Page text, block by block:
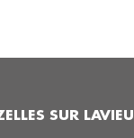
SUR LAVIEU